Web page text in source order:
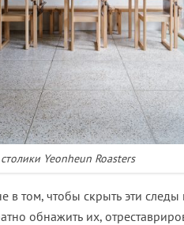
Yeonheun Roasters
в том, чтобы скрыть эти
обнажить их,